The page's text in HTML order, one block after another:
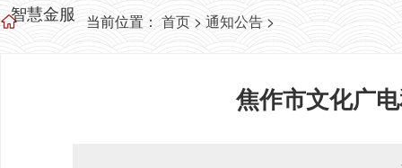
智慧金服
当前位置： 首页> 通知公告 >
焦作市文化广